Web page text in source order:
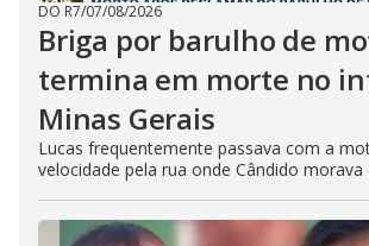
DO R7/07/08/2026
Briga por barulho de
termina em morte no
Minas Gerais
Lucas frequentemente passava com a
velocidade pela rua onde Cândido